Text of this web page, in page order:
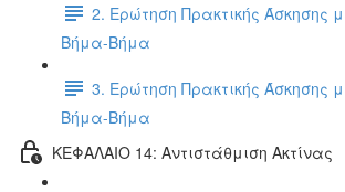
2. Ερώτηση Πρακτικής Άσκησης
Βήμα-Βήμα
3. Ερώτηση Πρακτικής Άσκησης
Βήμα-Βήμα
ΚΕΦΑΛΑΙΟ 14: Αντιστάθμιση Ακτίνας